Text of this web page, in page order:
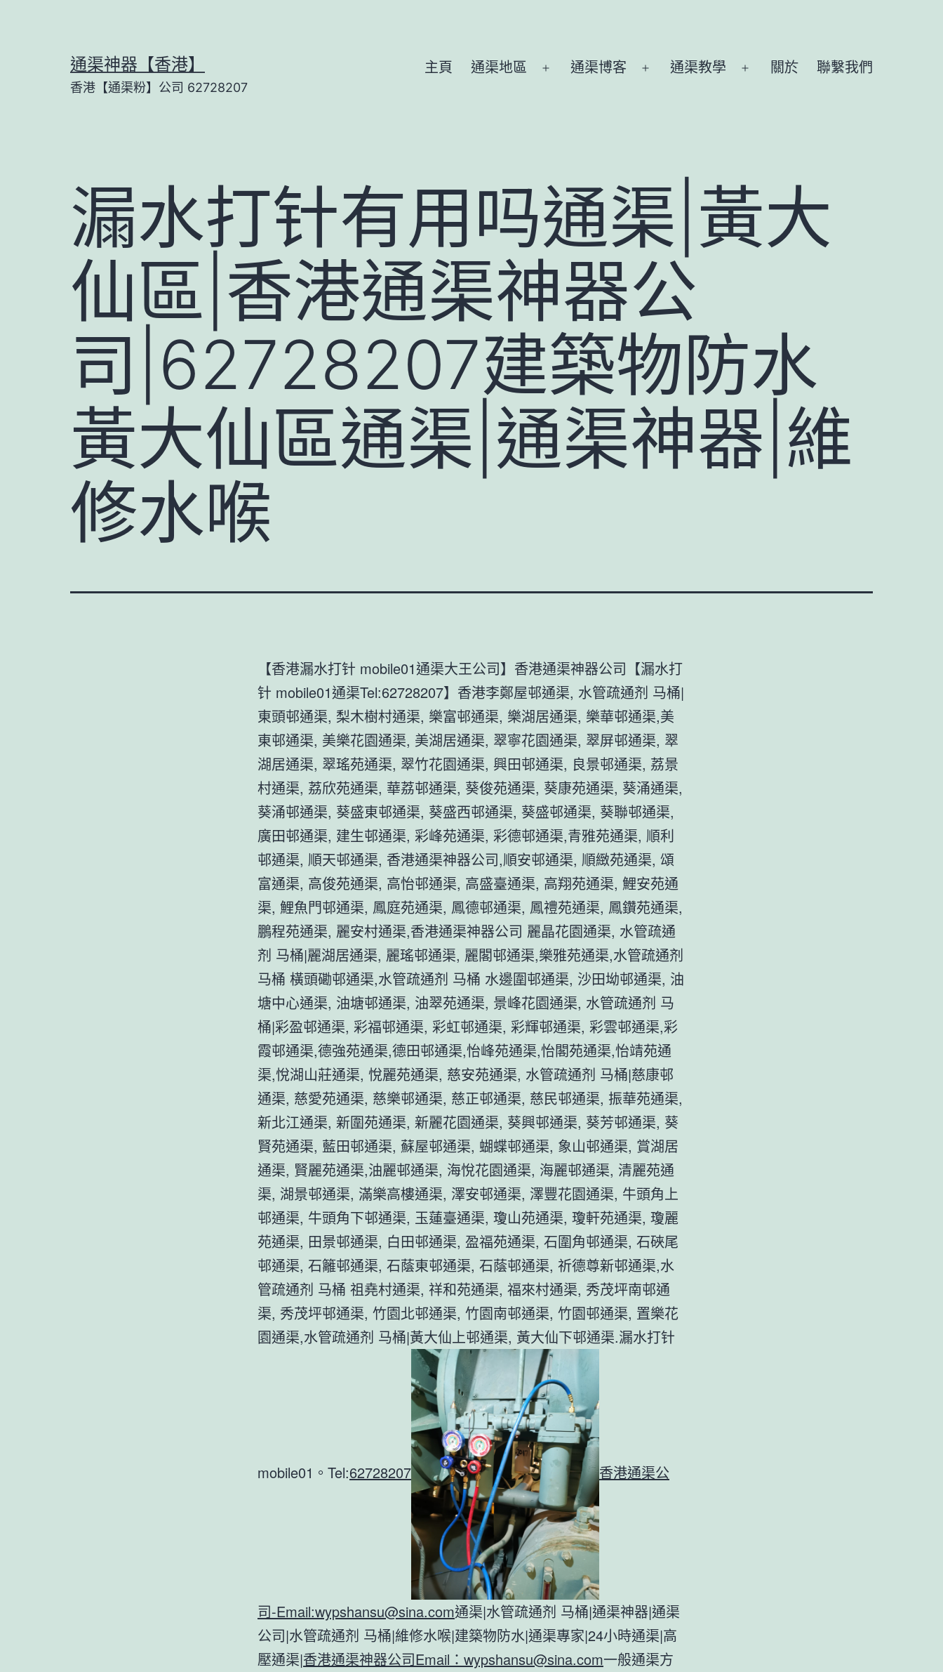
通渠神器【香港】
香港【通渠粉】公司 62728207
主頁 通渠地區
Open通渠博客
Open通渠教學
Open關於 聯繫我們
漏水打针有用吗通渠|黃大
仙區|香港通渠神器公
司|62728207建築物防水
黃大仙區通渠|通渠神器|維
修水喉
【香港漏水打针 mobile01通渠大王公司】香港通渠神器公司【漏水打
针 mobile01通渠Tel:62728207】香港李鄭屋邨通渠, 水管疏通剂 马桶|
東頭邨通渠, 梨木樹村通渠, 樂富邨通渠, 樂湖居通渠, 樂華邨通渠,美
東邨通渠, 美樂花園通渠, 美湖居通渠, 翠寧花園通渠, 翠屏邨通渠, 翠
湖居通渠, 翠瑤苑通渠, 翠竹花園通渠, 興田邨通渠, 良景邨通渠, 荔景
村通渠, 荔欣苑通渠, 華荔邨通渠, 葵俊苑通渠, 葵康苑通渠, 葵涌通渠,
葵涌邨通渠, 葵盛東邨通渠, 葵盛西邨通渠, 葵盛邨通渠, 葵聯邨通渠,
廣田邨通渠, 建生邨通渠, 彩峰苑通渠, 彩德邨通渠,青雅苑通渠, 順利
邨通渠, 順天邨通渠, 香港通渠神器公司,順安邨通渠, 順緻苑通渠, 頌
富通渠, 高俊苑通渠, 高怡邨通渠, 高盛臺通渠, 高翔苑通渠, 鯉安苑通
渠, 鯉魚門邨通渠, 鳳庭苑通渠, 鳳德邨通渠, 鳳禮苑通渠, 鳳鑽苑通渠,
鵬程苑通渠, 麗安村通渠,香港通渠神器公司 麗晶花園通渠, 水管疏通
剂 马桶|麗湖居通渠, 麗瑤邨通渠, 麗閣邨通渠,樂雅苑通渠,水管疏通剂
马桶 橫頭磡邨通渠,水管疏通剂 马桶 水邊圍邨通渠, 沙田坳邨通渠, 油
塘中心通渠, 油塘邨通渠, 油翠苑通渠, 景峰花園通渠, 水管疏通剂 马
桶|彩盈邨通渠, 彩福邨通渠, 彩虹邨通渠, 彩輝邨通渠, 彩雲邨通渠,彩
霞邨通渠,德強苑通渠,德田邨通渠,怡峰苑通渠,怡閣苑通渠,怡靖苑通
渠,悅湖山莊通渠, 悅麗苑通渠, 慈安苑通渠, 水管疏通剂 马桶|慈康邨
通渠, 慈愛苑通渠, 慈樂邨通渠, 慈正邨通渠, 慈民邨通渠, 振華苑通渠,
新北江通渠, 新圍苑通渠, 新麗花園通渠, 葵興邨通渠, 葵芳邨通渠, 葵
賢苑通渠, 藍田邨通渠, 蘇屋邨通渠, 蝴蝶邨通渠, 象山邨通渠, 賞湖居
通渠, 賢麗苑通渠,油麗邨通渠, 海悅花園通渠, 海麗邨通渠, 清麗苑通
渠, 湖景邨通渠, 滿樂高樓通渠, 澤安邨通渠, 澤豐花園通渠, 牛頭角上
邨通渠, 牛頭角下邨通渠, 玉蓮臺通渠, 瓊山苑通渠, 瓊軒苑通渠, 瓊麗
苑通渠, 田景邨通渠, 白田邨通渠, 盈福苑通渠, 石圍角邨通渠, 石硤尾
邨通渠, 石籬邨通渠, 石蔭東邨通渠, 石蔭邨通渠, 祈德尊新邨通渠,水
管疏通剂 马桶 祖堯村通渠, 祥和苑通渠, 福來村通渠, 秀茂坪南邨通
渠, 秀茂坪邨通渠, 竹園北邨通渠, 竹園南邨通渠, 竹園邨通渠, 置樂花
園通渠,水管疏通剂 马桶|黃大仙上邨通渠, 黃大仙下邨通渠.漏水打针
mobile01。Tel:62728207 香港通渠公
司-Email:wypshansu@sina.com通渠|水管疏通剂 马桶|通渠神器|通渠
公司|水管疏通剂 马桶|維修水喉|建築物防水|通渠專家|24小時通渠|高
壓通渠|香港通渠神器公司Email： wypshansu@sina.com一般通渠方